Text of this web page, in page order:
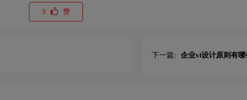
3 赞
下一篇: 企业vi设计原则有哪